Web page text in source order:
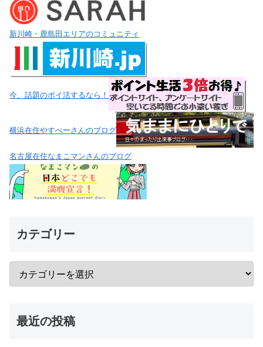
新川崎・鹿島田エリアのコミュニティ
今、話題のポイ活するなら！
横浜在住やすべーさんのブログ
名古屋在住なまこマンさんのブログ
カテゴリー
最近の投稿